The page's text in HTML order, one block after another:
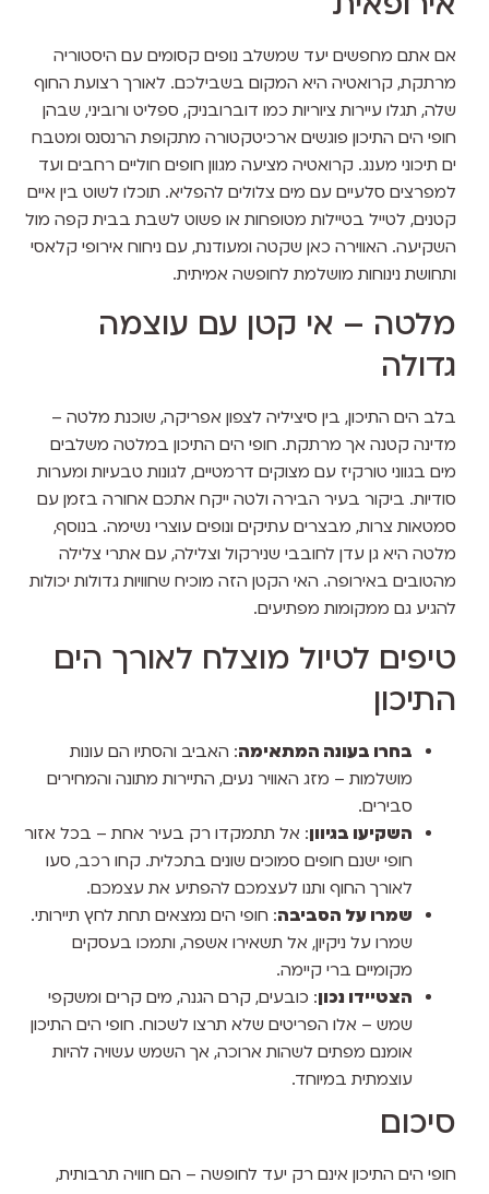
אם אתם מחפשים יעד שמשלב נופים קסומים עם היסטוריה
מרתקת, קרואטיה היא המקום בשבילכם. לאורך רצועת החוף
שלה, תגלו עיירות ציוריות כמו דוברובניק, ספליט ורוביני, שבהן
חופי הים התיכון פוגשים ארכיטקטורה מתקופת הרנסנס ומטבח
ים תיכוני מענג. קרואטיה מציעה מגוון חופים חוליים רחבים ועד
למפרצים סלעיים עם מים צלולים להפליא. תוכלו לשוט בין איים
קטנים, לטייל בטיילות מטופחות או פשוט לשבת בבית קפה מול
השקיעה. האווירה כאן שקטה ומעודנת, עם ניחוח אירופי קלאסי
ותחושת נינוחות מושלמת לחופשה אמיתית.
מלטה – אי קטן עם עוצמה
גדולה
בלב הים התיכון, בין סיציליה לצפון אפריקה, שוכנת מלטה –
מדינה קטנה אך מרתקת. חופי הים התיכון במלטה משלבים
מים בגווני טורקיז עם מצוקים דרמטיים, לגונות טבעיות ומערות
סודיות. ביקור בעיר הבירה ולטה ייקח אתכם אחורה בזמן עם
סמטאות צרות, מבצרים עתיקים ונופים עוצרי נשימה. בנוסף,
מלטה היא גן עדן לחובבי שנירקול וצלילה, עם אתרי צלילה
מהטובים באירופה. האי הקטן הזה מוכיח שחוויות גדולות יכולות
להגיע גם ממקומות מפתיעים.
טיפים לטיול מוצלח לאורך הים
התיכון
בחרו בעונה המתאימה: האביב והסתיו הם עונות
מושלמות – מזג האוויר נעים, התיירות מתונה והמחירים
סבירים.
השקיעו בגיוון: אל תתמקדו רק בעיר אחת – בכל אזור
חופי ישנם חופים סמוכים שונים בתכלית. קחו רכב, סעו
לאורך החוף ותנו לעצמכם להפתיע את עצמכם.
שמרו על הסביבה: חופי הים נמצאים תחת לחץ תיירותי.
שמרו על ניקיון, אל תשאירו אשפה, ותמכו בעסקים
מקומיים ברי קיימה.
הצטיידו נכון: כובעים, קרם הגנה, מים קרים ומשקפי
שמש – אלו הפריטים שלא תרצו לשכוח. חופי הים התיכון
אומנם מפתים לשהות ארוכה, אך השמש עשויה להיות
עוצמתית במיוחד.
סיכום
חופי הים התיכון אינם רק יעד לחופשה – הם חוויה תרבותית,